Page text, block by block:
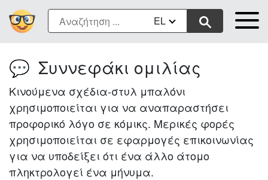
EL
💬 Συννεφάκι ομιλίας
Κινούμενα σχέδια-στυλ μπαλόνι
χρησιμοποιείται για να αναπαραστήσει
προφορικό λόγο σε κόμικς. Μερικές φορές
χρησιμοποιείται σε εφαρμογές επικοινωνίας
για να υποδείξει ότι ένα άλλο άτομο
πληκτρολογεί ένα μήνυμα.